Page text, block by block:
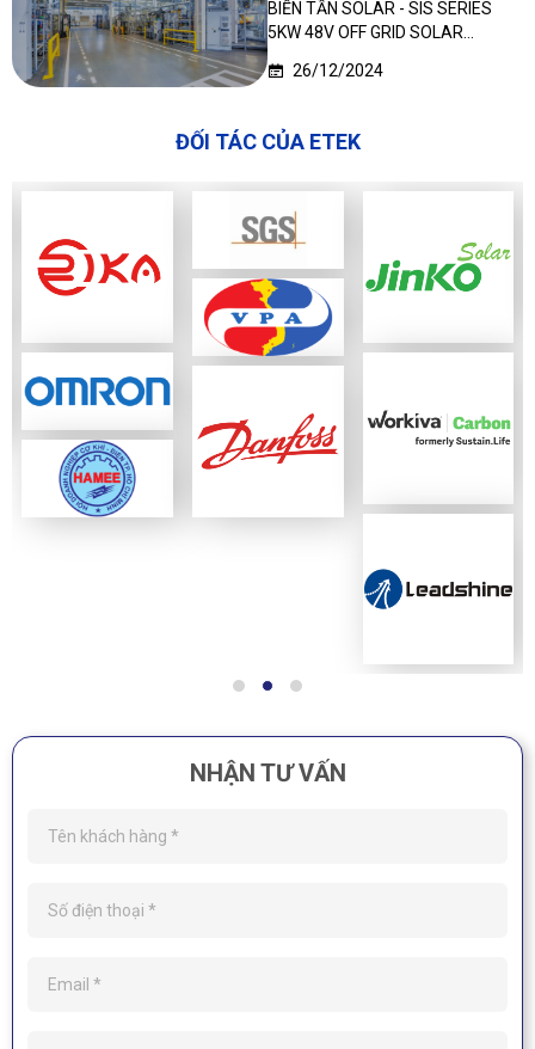
BIẾN TẦN SOLAR - SIS SERIES
5KW 48V OFF GRID SOLAR
26/12/2024
ĐỐI TÁC CỦA ETEK
NHẬN TƯ VẤN